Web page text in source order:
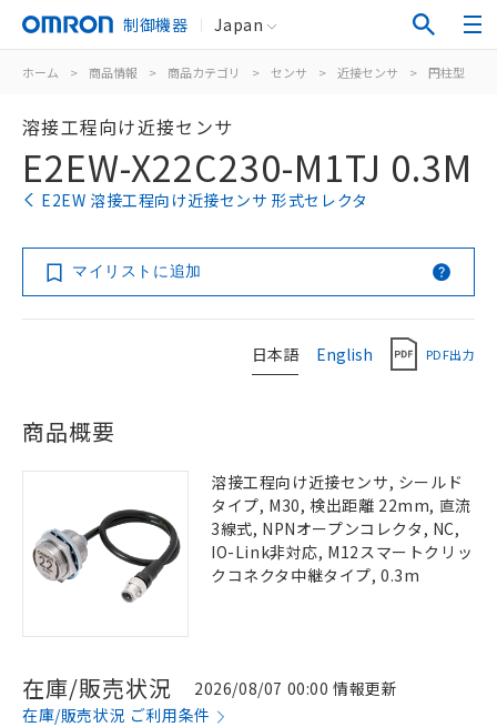
制御機器 Japan
ホーム > 商品情報 > 商品カテゴリ > センサ > 近接センサ > 円柱型
溶接工程向け近接センサ
E2EW-X22C230-M1TJ 0.3M
E2EW 溶接工程向け近接センサ 形式セレクタ
マイリストに追加
日本語 English PDF出力
商品概要
溶接工程向け近接センサ, シールド
タイプ, M30, 検出距離 22mm, 直流
3線式, NPNオープンコレクタ, NC,
IO-Link非対応, M12スマートクリッ
クコネクタ中継タイプ, 0.3m
在庫/販売状況
2026/08/07 00:00 情報更新
在庫/販売状況 ご利用条件